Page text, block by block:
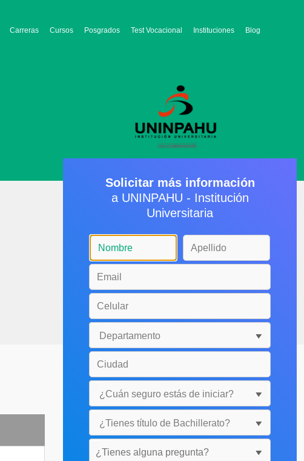
Carreras Cursos Posgrados Test Vocacional Instituciones Blog
Solicitar más información
a UNINPAHU - Institución
Universitaria
¿Tienes alguna pregunta?